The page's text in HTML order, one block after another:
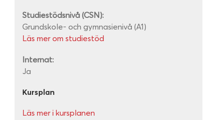
Studiestödsnivå (CSN):
Grundskole- och gymnasienivå (A1)
Läs mer om studiestöd
Internat:
Ja
Kursplan
Läs mer i kursplanen